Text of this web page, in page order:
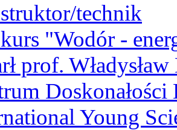
technik
"Wodór -
prof.
Young